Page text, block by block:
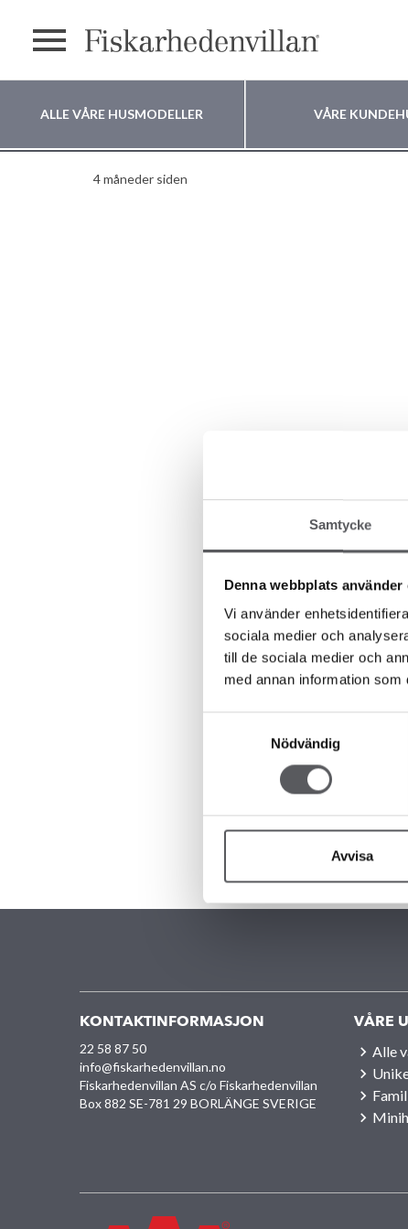
Samtycke
Denna webbplats använder
Vi använder
sociala medier och
till de sociala medier och
med annan information
Nödvändig
Avvisa
ALLE VÅRE HUSMODELLER VÅRE
Hvor vil du bygge
Notodden
4 måneder siden
KONTAKTINFORMASJON
22 58 87 50
info@fiskarhedenvillan.no
Fiskarhedenvillan AS c/o Fiskarhedenvillan
Box 882 SE-781 29 BORLÄNGE SVERIGE
VÅRE
Alle